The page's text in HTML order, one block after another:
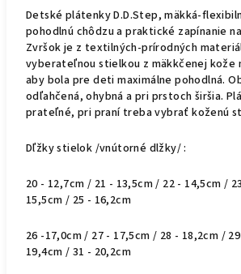
Detské plátenky D.D.Step, mäkká-
pohodlnú chôdzu a praktické zapínanie
Zvršok je z textilných-prírodných
vyberateľnou stielkou z mäkkčenej kože
aby bola pre deti maximálne pohodlná.
odľahčená, ohybná a pri prstoch širšia.
prateľné, pri praní treba vybrať koženú
Dľžky stielok /vnútorné dlžky/ :
20 - 12,7cm / 21 - 13,5cm / 22 - 14,5cm /
15,5cm / 25 - 16,2cm
26 -17,0cm / 27 - 17,5cm / 28 - 18,2cm /
19,4cm / 31 - 20,2cm